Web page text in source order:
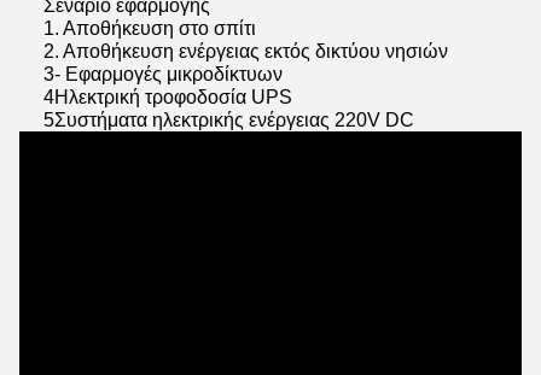
Σενάριο εφαρμογής
1. Αποθήκευση στο σπίτι
2. Αποθήκευση ενέργειας εκτός δικτύου νησιών
3- Εφαρμογές μικροδίκτυων
4Ηλεκτρική τροφοδοσία UPS
5Συστήματα ηλεκτρικής ενέργειας 220V DC